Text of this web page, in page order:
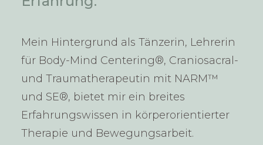
Mein Hintergrund als Tänzerin, Lehrerin
für Body-Mind Centering®, Craniosacral-
und Traumatherapeutin mit NARM™
und SE®, bietet mir ein breites
Erfahrungswissen in körperorientierter
Therapie und Bewegungsarbeit.